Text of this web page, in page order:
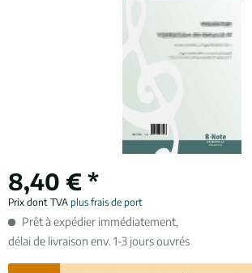
8,40 € *
Prix dont TVA plus frais de port
Prêt à expédier immédiatement,
délai de livraison env. 1-3 jours ouvrés